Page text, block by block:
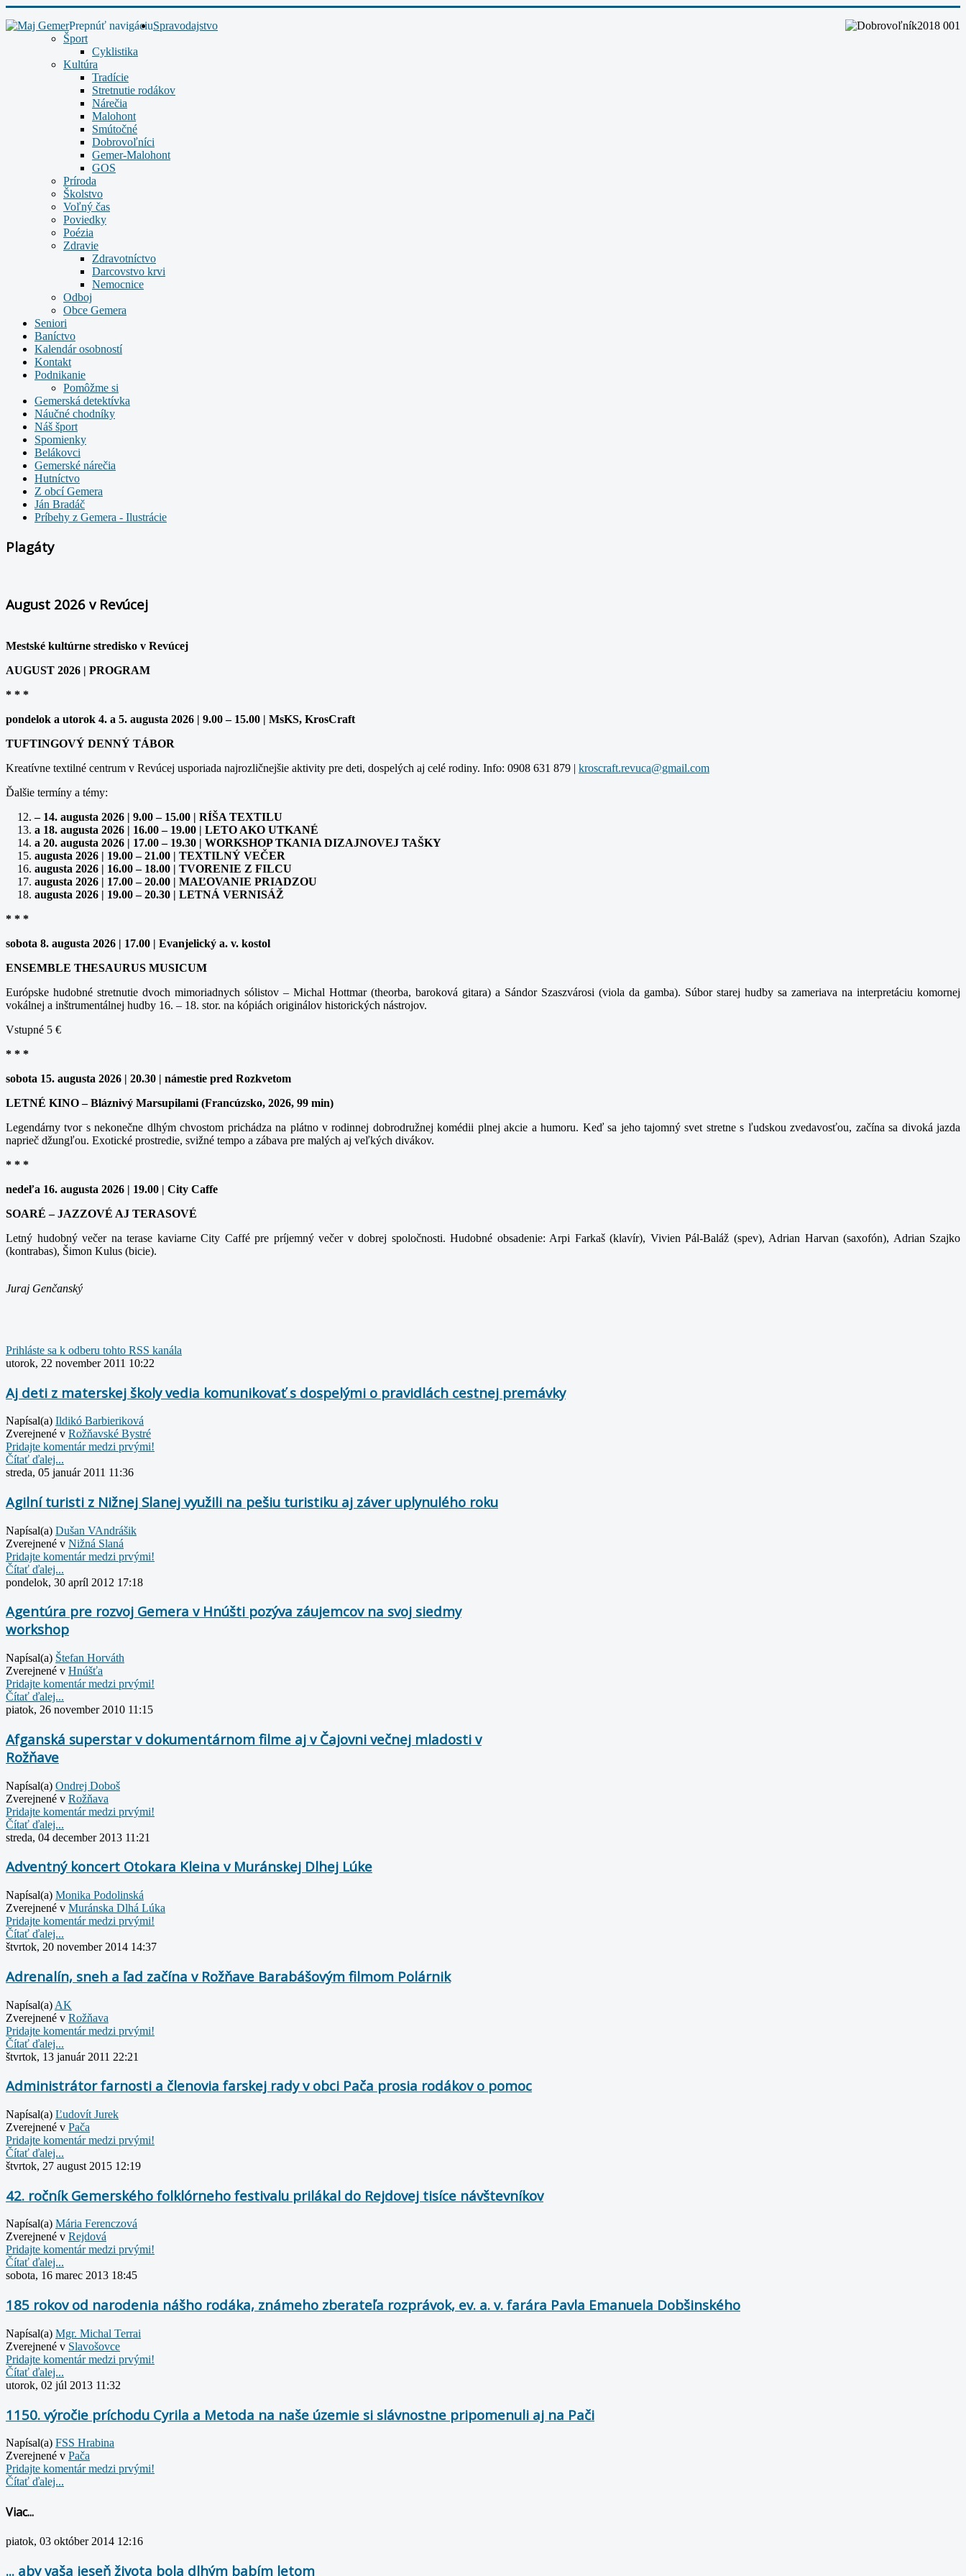
Prepnúť navigáciuSpravodajstvo
Šport
Cyklistika
Kultúra
Tradície
Stretnutie rodákov
Nárečia
Malohont
Smútočné
Dobrovoľníci
Gemer-Malohont
GOS
Príroda
Školstvo
Voľný čas
Poviedky
Poézia
Zdravie
Zdravotníctvo
Darcovstvo krvi
Nemocnice
Odboj
Obce Gemera
Seniori
Baníctvo
Kalendár osobností
Kontakt
Podnikanie
Pomôžme si
Gemerská detektívka
Náučné chodníky
Náš šport
Spomienky
Belákovci
Gemerské nárečia
Hutníctvo
Z obcí Gemera
Ján Bradáč
Príbehy z Gemera - Ilustrácie
Plagáty
August 2026 v Revúcej
Mestské kultúrne stredisko v Revúcej
AUGUST 2026 | PROGRAM
* * *
pondelok a utorok 4. a 5. augusta 2026 | 9.00 – 15.00 | MsKS, KrosCraft
TUFTINGOVÝ DENNÝ TÁBOR
Kreatívne textilné centrum v Revúcej usporiada najrozličnejšie aktivity pre deti, dospelých aj celé rodiny. Info: 0908 631 879 |
Ďalšie termíny a témy:
– 14. augusta 2026 | 9.00 – 15.00 | RÍŠA TEXTILU
a 18. augusta 2026 | 16.00 – 19.00 | LETO AKO UTKANÉ
a 20. augusta 2026 | 17.00 – 19.30 | WORKSHOP TKANIA DIZAJNOVEJ TAŠKY
augusta 2026 | 19.00 – 21.00 | TEXTILNÝ VEČER
augusta 2026 | 16.00 – 18.00 | TVORENIE Z FILCU
augusta 2026 | 17.00 – 20.00 | MAĽOVANIE PRIADZOU
augusta 2026 | 19.00 – 20.30 | LETNÁ VERNISÁŽ
* * *
sobota 8. augusta 2026 | 17.00 | Evanjelický a. v. kostol
ENSEMBLE THESAURUS MUSICUM
Európske hudobné stretnutie dvoch mimoriadnych sólistov – Michal Hottmar (theorba, baroková gitara) a Sándor Szaszvárosi (viola da gamba). Súbor starej hudby sa zameriava na interpretáciu komornej
vokálnej a inštrumentálnej hudby 16. – 18. stor. na kópiách originálov historických nástrojov.
Vstupné 5 €
* * *
sobota 15. augusta 2026 | 20.30 | námestie pred Rozkvetom
LETNÉ KINO – Bláznivý Marsupilami (Francúzsko, 2026, 99 min)
Legendárny tvor s nekonečne dlhým chvostom prichádza na plátno v rodinnej dobrodružnej komédii plnej akcie a humoru. Keď sa jeho tajomný svet stretne s ľudskou zvedavosťou, začína sa divoká jazda
naprieč džungľou. Exotické prostredie, svižné tempo a zábava pre malých aj veľkých divákov.
* * *
nedeľa 16. augusta 2026 | 19.00 | City Caffe
SOARÉ – JAZZOVÉ AJ TERASOVÉ
Letný hudobný večer na terase kaviarne City Caffé pre príjemný večer v dobrej spoločnosti. Hudobné obsadenie: Arpi Farkaš (klavír), Vivien Pál-Baláž (spev), Adrian Harvan (saxofón), Adrian Szajko
(kontrabas), Šimon Kulus (bicie).
Juraj Genčanský
Prihláste sa k odberu tohto RSS kanála
utorok, 22 november 2011 10:22
Aj deti z materskej školy vedia komunikovať s dospelými o pravidlách cestnej premávky
Napísal(a) Ildikó Barbieriková
Zverejnené v Rožňavské Bystré
Pridajte komentár medzi prvými!
Čítať ďalej...
streda, 05 január 2011 11:36
Agilní turisti z Nižnej Slanej využili na pešiu turistiku aj záver uplynulého roku
Napísal(a) Dušan VAndrášik
Zverejnené v Nižná Slaná
Pridajte komentár medzi prvými!
Čítať ďalej...
pondelok, 30 apríl 2012 17:18
Agentúra pre rozvoj Gemera v Hnúšti pozýva záujemcov na svoj siedmy
workshop
Napísal(a) Štefan Horváth
Zverejnené v Hnúšťa
Pridajte komentár medzi prvými!
Čítať ďalej...
piatok, 26 november 2010 11:15
Afganská superstar v dokumentárnom filme aj v Čajovni večnej mladosti v
Rožňave
Napísal(a) Ondrej Doboš
Zverejnené v Rožňava
Pridajte komentár medzi prvými!
Čítať ďalej...
streda, 04 december 2013 11:21
Adventný koncert Otokara Kleina v Muránskej Dlhej Lúke
Napísal(a) Monika Podolinská
Zverejnené v Muránska Dlhá Lúka
Pridajte komentár medzi prvými!
Čítať ďalej...
štvrtok, 20 november 2014 14:37
Adrenalín, sneh a ľad začína v Rožňave Barabášovým filmom Polárnik
Napísal(a) AK
Zverejnené v Rožňava
Pridajte komentár medzi prvými!
Čítať ďalej...
štvrtok, 13 január 2011 22:21
Administrátor farnosti a členovia farskej rady v obci Pača prosia rodákov o pomoc
Napísal(a) Ľudovít Jurek
Zverejnené v Pača
Pridajte komentár medzi prvými!
Čítať ďalej...
štvrtok, 27 august 2015 12:19
42. ročník Gemerského folklórneho festivalu prilákal do Rejdovej tisíce návštevníkov
Napísal(a) Mária Ferenczová
Zverejnené v Rejdová
Pridajte komentár medzi prvými!
Čítať ďalej...
sobota, 16 marec 2013 18:45
185 rokov od narodenia nášho rodáka, známeho zberateľa rozprávok, ev. a. v. farára Pavla Emanuela Dobšinského
Napísal(a) Mgr. Michal Terrai
Zverejnené v Slavošovce
Pridajte komentár medzi prvými!
Čítať ďalej...
utorok, 02 júl 2013 11:32
1150. výročie príchodu Cyrila a Metoda na naše územie si slávnostne pripomenuli aj na Pači
Napísal(a) FSS Hrabina
Zverejnené v Pača
Pridajte komentár medzi prvými!
Čítať ďalej...
Viac...
piatok, 03 október 2014 12:16
... aby vaša jeseň života bola dlhým babím letom